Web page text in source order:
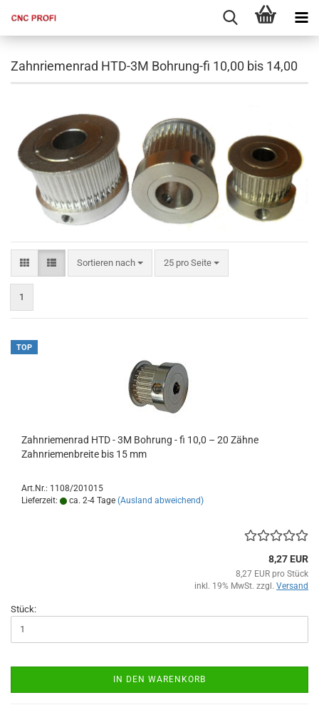
Zahnriemenrad HTD-3M Bohrung-fi 10,00 bis 14,00
Sortieren nach
Sortieren nach 25 pro Seite
pro Seite
1
TOP
Zahnriemenrad HTD - 3M Bohrung - fi 10,0 – 20 Zähne
Zahnriemenbreite bis 15 mm
Art.Nr.: 1108/201015
Lieferzeit:
ca. 2-4 Tage (Ausland abweichend)
8,27 EUR
8,27 EUR pro Stück
inkl. 19% MwSt. zzgl. Versand
Stück:
IN DEN WARENKORB